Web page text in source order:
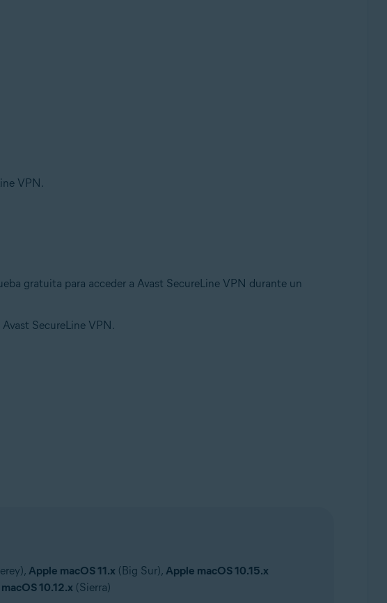
VPN.
gratuita para acceder a Avast SecureLine VPN durante un
SecureLine VPN.
Apple macOS 11.x (Big Sur), Apple macOS 10.15.x
10.12.x (Sierra)